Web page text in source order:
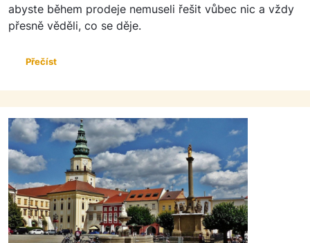
abyste během prodeje nemuseli řešit vůbec nic a vždy
přesně věděli, co se děje.
Přečíst